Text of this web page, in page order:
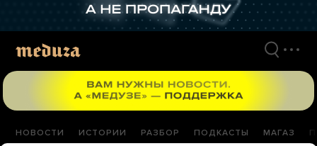
НОВОСТИ ИСТОРИИ РАЗБОР ПОДКАСТЫ МАГАЗ